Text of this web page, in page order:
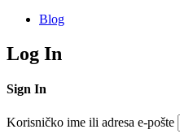
Blog
Log In
Sign In
Korisničko ime ili adresa e-pošte